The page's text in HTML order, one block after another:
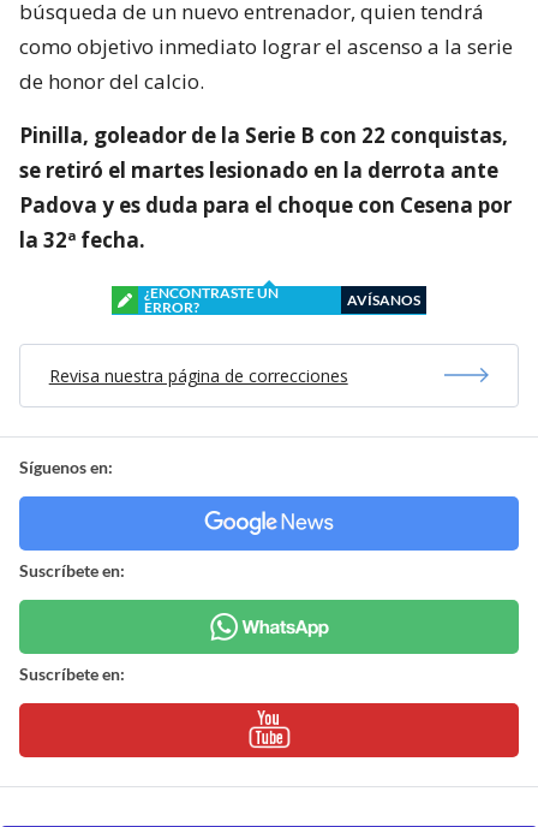
búsqueda de un nuevo entrenador, quien tendrá
como objetivo inmediato lograr el ascenso a la serie
de honor del calcio.
Pinilla, goleador de la Serie B con 22 conquistas,
se retiró el martes lesionado en la derrota ante
Padova y es duda para el choque con Cesena por
la 32ª fecha.
¿ENCONTRASTE UN
ERROR?
AVÍSANOS
Revisa nuestra página de correcciones
Síguenos en:
Suscríbete en:
Suscríbete en: